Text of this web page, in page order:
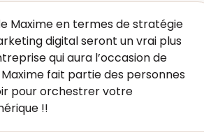
Maxime en termes de stratégie
digital seront un vrai plus
qui aura l’occasion de
fait partie des personnes
pour orchestrer votre
!!